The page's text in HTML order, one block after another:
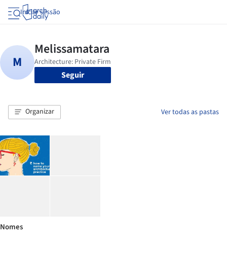
Iniciar sessão
Seguir
Organizar Ver todas as pastas
Nomes